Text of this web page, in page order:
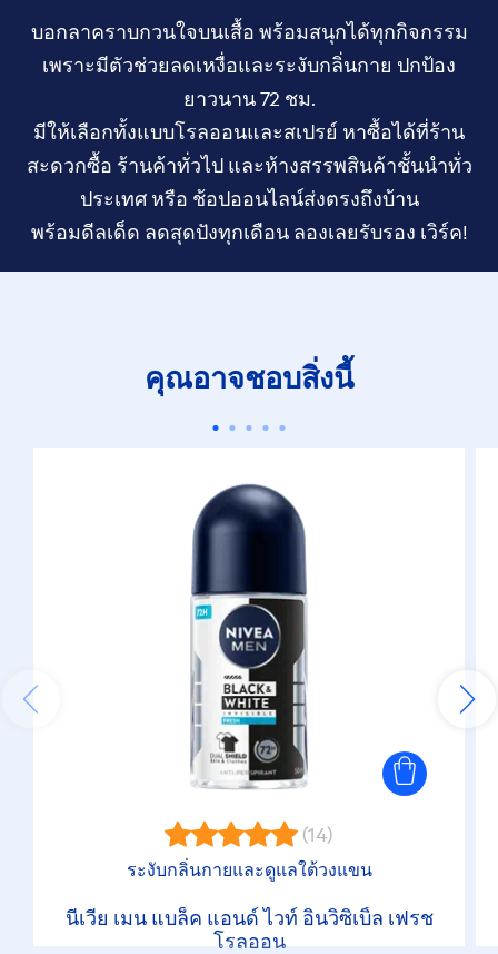
บอกลาคราบกวนใจบนเสื้อ พร้อมสนุกได้ทุกกิจกรรม
เพราะมีตัวช่วยลดเหงื่อและระงับกลิ่นกาย ปกป้อง
ยาวนาน72 ชม.
มีให้เลือกทั้งแบบโรลออนและสเปรย์ หาซื้อได้ที่ร้าน
สะดวกซื้อ ร้านค้าทั่วไป และห้างสรรพสินค้าชั้นนำทั่ว
ประเทศ หรือ ช้อปออนไลน์ส่งตรงถึงบ้าน
พร้อมดีลเด็ด ลดสุดปังทุกเดือน ลองเลยรับรอง เวิร์ค!
คุณอาจชอบสิ่งนี้
(14)
ระงับกลิ่นกายและดูแลใต้วงแขน
นีเวีย เมน แบล็ค แอนด์ ไวท์ อินวิซิเบิ้ล เฟรช
โรลออน